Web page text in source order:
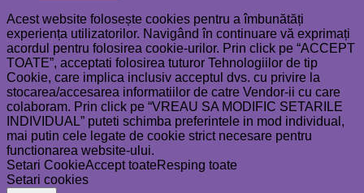
Acest website folosește cookies pentru a îmbunătăți
experiența utilizatorilor. Navigând în continuare vă exprimați
acordul pentru folosirea cookie-urilor. Prin click pe “ACCEPT
TOATE”, acceptati folosirea tuturor Tehnologiilor de tip
Cookie, care implica inclusiv acceptul dvs. cu privire la
stocarea/accesarea informatiilor de catre Vendor-ii cu care
colaboram. Prin click pe “VREAU SA MODIFIC SETARILE
INDIVIDUAL” puteti schimba preferintele in mod individual,
mai putin cele legate de cookie strict necesare pentru
functionarea website-ului.
Setari CookieAccept toateResping toate
Setari cookies